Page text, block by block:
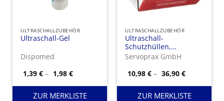
ULTRASCHALLZUBEHÖR
Ultraschall-Gel
Dispomed
1,39€ – 1,98€Preisspanne:
1,39 €
bis
1,98 €
ZUR MERKLISTE
ULTRASCHALLZUBEHÖR
Ultraschall-
Schutzhüllen,
Medizinalkondome
Servoprax GmbH
10,98€ – 36,90€
10,98 €
bis
36,90 €
ZUR MERKLISTE